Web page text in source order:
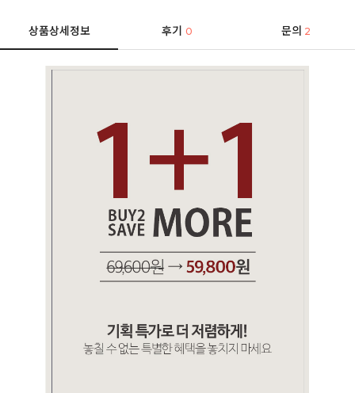
상품상세정보 후기0 문의 2